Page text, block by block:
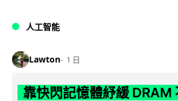
人工智能
Lawton 1 日
靠快閃記憶體紓緩 DRAM